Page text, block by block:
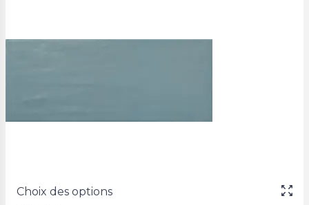
Choix des options